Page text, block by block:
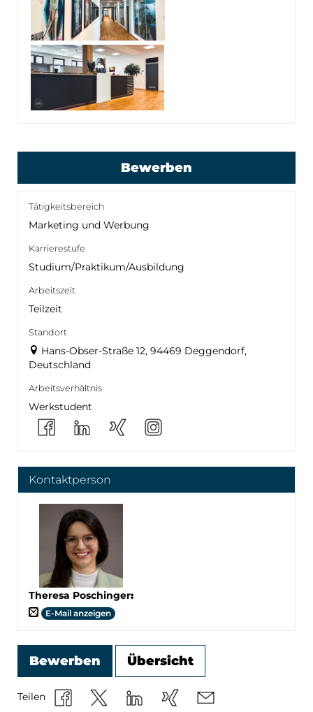
Bewerben
Tätigkeitsbereich
Marketing und Werbung
Karrierestufe
Studium/Praktikum/Ausbildung
Arbeitszeit
Teilzeit
Standort
Hans-Obser-Straße 12, 94469 Deggendorf,
Deutschland
Arbeitsverhältnis
Werkstudent
Kontaktperson
Theresa Poschinger:
E-Mail anzeigen
Bewerben Übersicht
Teilen